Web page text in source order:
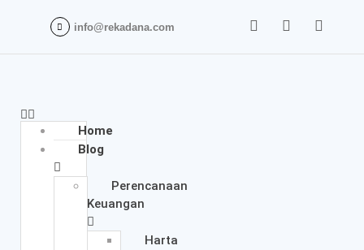
info@rekadana.com
Home
Blog
Perencanaan
Keuangan
Harta